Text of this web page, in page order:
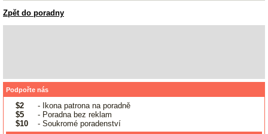
Zpět do poradny
Podpořte nás
$2
- Ikona patrona na poradně
$5
- Poradna bez reklam
$10
- Soukromé poradenství